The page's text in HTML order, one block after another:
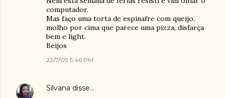
computador.
Mas faço uma torta de espinafre com queijo,
molho por cima que parece uma pizza, disfarça
bem e light.
Beijos
22/7/09 5:46 PM
Silvana disse…